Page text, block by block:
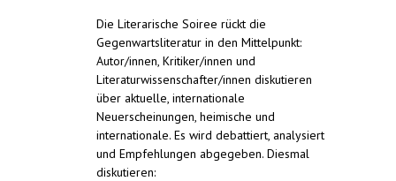
Die Literarische Soiree rückt die
Gegenwartsliteratur in den Mittelpunkt:
Autor/innen, Kritiker/innen und
Literaturwissenschafter/innen diskutieren
über aktuelle, internationale
Neuerscheinungen, heimische und
internationale. Es wird debattiert, analysiert
und Empfehlungen abgegeben. Diesmal
diskutieren: